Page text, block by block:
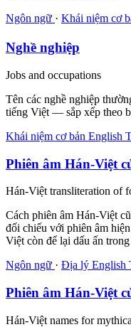
Ngôn ngữ · Khái niệm cơ
Nghề nghiệp
Jobs and occupations
Tên các nghề nghiệp
tiếng Việt — sắp xếp theo
Khái niệm cơ bản English
Phiên âm Hán-Việt
Hán-Việt transliteration of
Cách phiên âm Hán-Việt
đối chiếu với phiên âm
Việt còn để lại dấu ấn trong
Ngôn ngữ · Địa lý English
Phiên âm Hán-Việt
Hán-Việt names for